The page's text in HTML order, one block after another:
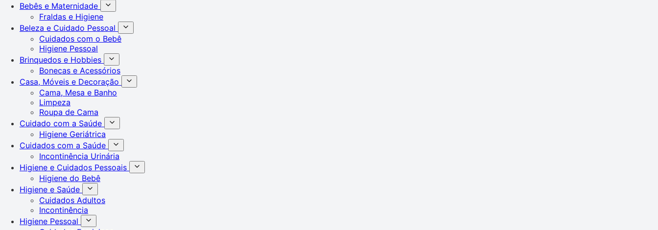
Bebês e Maternidade
Fraldas e Higiene
Beleza e Cuidado Pessoal
Cuidados com o Bebê
Higiene Pessoal
Brinquedos e Hobbies
Bonecas e Acessórios
Casa, Móveis e Decoração
Cama, Mesa e Banho
Limpeza
Roupa de Cama
Cuidado com a Saúde
Higiene Geriátrica
Cuidados com a Saúde
Incontinência Urinária
Higiene e Cuidados Pessoais
Higiene do Bebê
Higiene e Saúde
Cuidados Adultos
Incontinência
Higiene Pessoal